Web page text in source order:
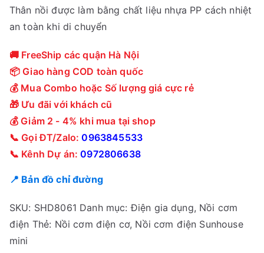
Thân nồi được làm bằng chất liệu nhựa PP cách nhiệt
an toàn khi di chuyển
🚚 FreeShip các quận Hà Nội
📦 Giao hàng COD toàn quốc
💰 Mua Combo hoặc Số lượng giá cực rẻ
🎁 Ưu đãi với khách cũ
💰 Giảm 2 - 4% khi mua tại shop
📞 Gọi ĐT/Zalo:0963845533
📞 Kênh Dự án:0972806638
📍 Bản đồ chỉ đường
SKU: SHD8061 Danh mục:Điện gia dụng, Nồi cơm
điện Thẻ: Nồi cơm điện cơ, Nồi cơm điện Sunhouse
mini